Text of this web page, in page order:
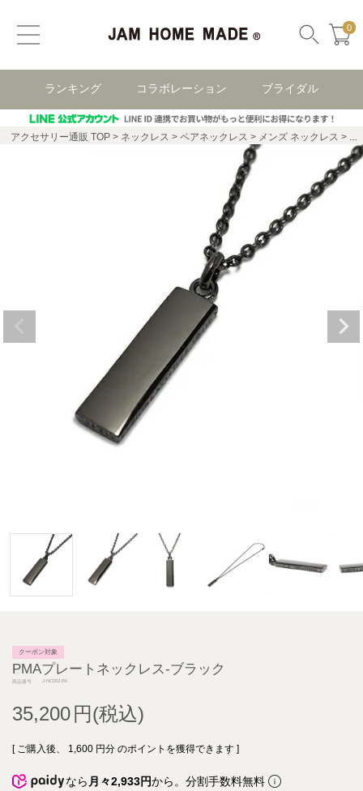
0
ランキング コラボレーション ブライダル
アクセサリー通販 TOP ネックレス ペアネックレス メンズ ネックレス
クーポン対象
PMAプレートネックレス-ブラック
商品番号 J-NC052-BK
35,200
[ ご購入後、 1,600 円分 のポイントを獲得できます ]
なら 月々2,933円から。分割手数料無料